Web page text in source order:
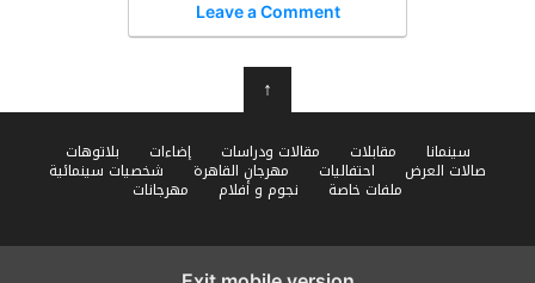
Leave a Comment
↑
سينمانا مقابلات مقالات ودراسات إضاءات بلاتوهات
صالات العرض احتفاليات مهرجان القاهرة شخصيات سينمائية
ملفات خاصة نجوم و أفلام مهرجانات